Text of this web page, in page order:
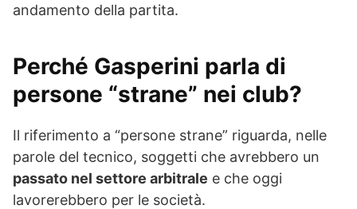
andamento della partita.
Perché Gasperini parla di
persone “strane” nei club?
Il riferimento a “persone strane” riguarda, nelle
parole del tecnico, soggetti che avrebbero un
passato nel settore arbitrale e che oggi
lavorerebbero per le società.